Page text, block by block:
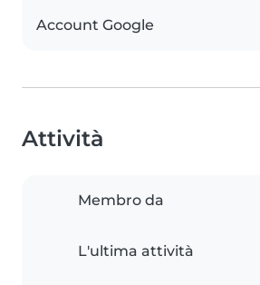
Account Google
Attività
Membro da
L'ultima attività